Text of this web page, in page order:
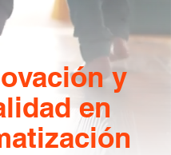
y
en